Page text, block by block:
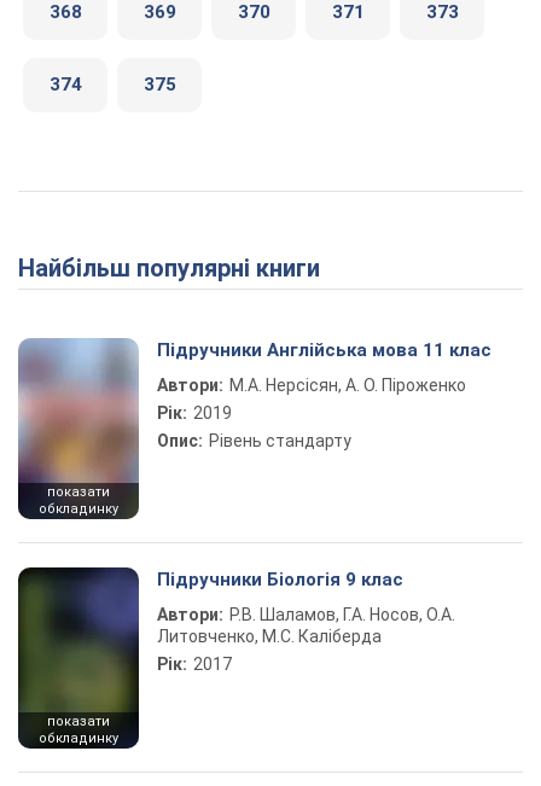
Play Video
368 369 370 371 373
374 375
Найбільш популярні книги
показати
обкладинку
Підручники Англійська мова 11 клас
Автори: М.А. Нерсісян, А. О. Піроженко
Рік: 2019
Опис: Рівень стандарту
показати
обкладинку
Підручники Біологія 9 клас
Автори: Р.В. Шаламов, Г.А. Носов, О.А.
Литовченко, М.С. Каліберда
Рік: 2017